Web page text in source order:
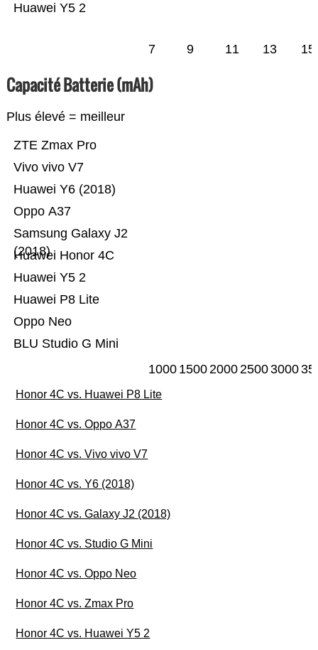
Huawei Y5 2
7 9 11 13 15
Capacité Batterie (mAh)
Plus élevé = meilleur
BLU Studio G Mini
Oppo Neo
Huawei P8 Lite
Huawei Y5 2
Huawei Honor 4C
Samsung Galaxy J2
(2018)
Oppo A37
Huawei Y6 (2018)
Vivo vivo V7
ZTE Zmax Pro
1000 1500200025003000
Honor 4C vs. Huawei P8 Lite
Honor 4C vs. Oppo A37
Honor 4C vs. Vivo vivo V7
Honor 4C vs. Y6 (2018)
Honor 4C vs. Galaxy J2 (2018)
Honor 4C vs. Studio G Mini
Honor 4C vs. Oppo Neo
Honor 4C vs. Zmax Pro
Honor 4C vs. Huawei Y5 2